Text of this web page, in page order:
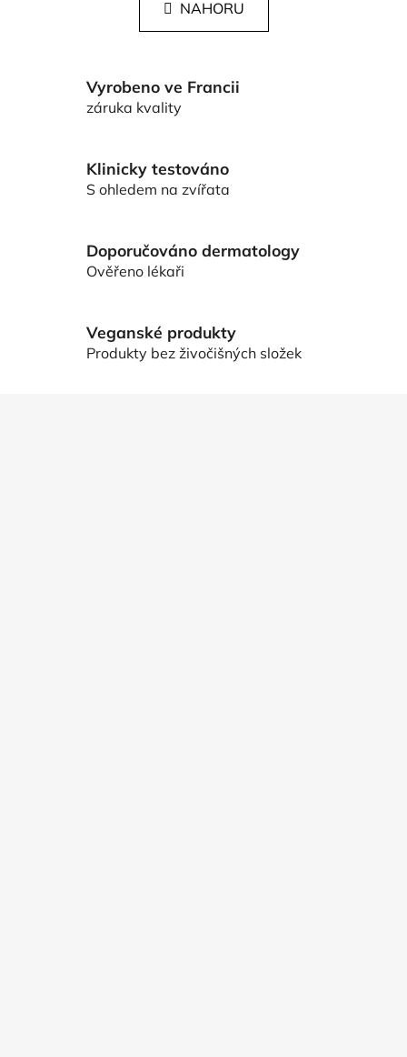
á
d
í
v
k
y
p
k
í
NAHORU
Vyrobeno ve Francii
záruka kvality
Klinicky testováno
S ohledem na zvířata
Doporučováno dermatology
Ověřeno lékaři
Veganské produkty
Produkty bez živočišných složek